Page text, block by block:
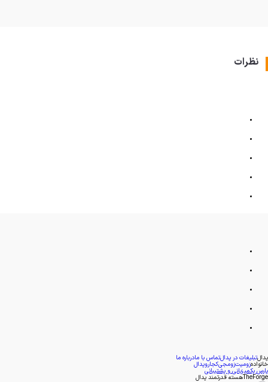
نظرات
پدالتبلیغات در پدالتماس با مادرباره ما
خانوادهزومیتزومجیکجاروپدال
پارس پکمیزبانی و پشتیبانی
TheForgeهسته قدرتمند پدال